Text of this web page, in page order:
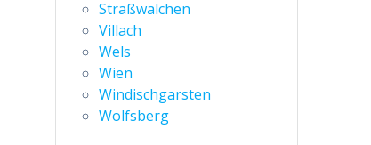
Straßwalchen
Villach
Wels
Wien
Windischgarsten
Wolfsberg